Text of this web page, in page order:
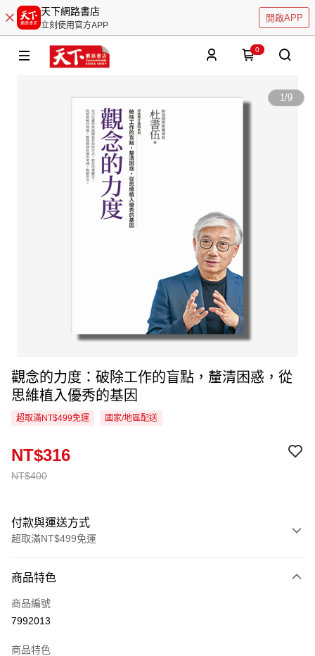
天下網路書店
立刻使用官方APP
開啟APP
0
1/9
觀念的力度：破除工作的盲點，釐清困惑，從
思維植入優秀的基因
超取滿NT$499免運 國家/地區配送
NT$400
NT$316
付款與運送方式
超取滿NT$499免運
信用卡一次付款
超商取貨付款
商品特色
商品編號
7992013
商品特色